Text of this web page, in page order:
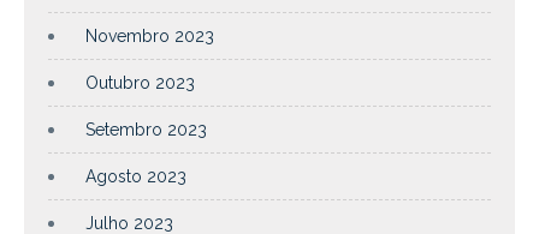
Novembro 2023
Outubro 2023
Setembro 2023
Agosto 2023
Julho 2023